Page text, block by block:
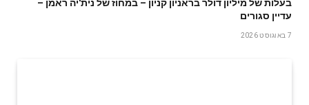
בעלות של מיליון דולר בראניון קניון – במחוז של נית'יה ראמן –
עדיין סגורים
7 באוגוסט 2026